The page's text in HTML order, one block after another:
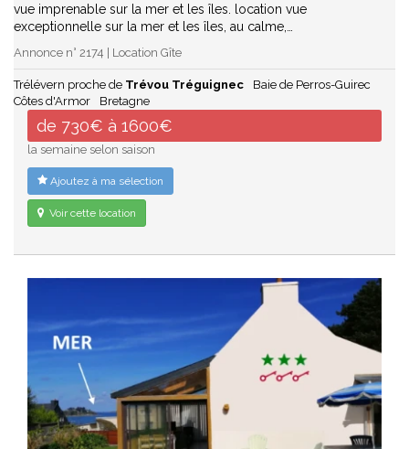
vue imprenable sur la mer et les îles. location vue
exceptionnelle sur la mer et les îles, au calme,…
Annonce n° 2174 | Location Gîte
Trélévern proche de Trévou Tréguignec
Baie de Perros-Guirec
Côtes d'Armor
Bretagne
de 730€ à 1600€
la semaine selon saison
Ajoutez à ma sélection
Voir cette location